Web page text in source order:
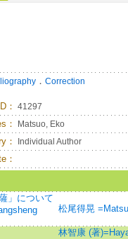
． Correction
ID ： 41297
： Matsuo, Eko
： Individual Author
：
」について
松尾得晃
林智康 (著